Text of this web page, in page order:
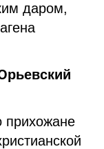
даром,
прихожане